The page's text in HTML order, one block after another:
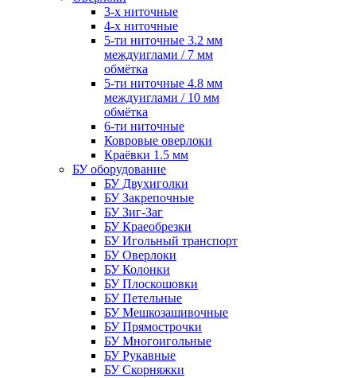
3-х ниточные
4-х ниточные
5-ти ниточные 3.2 мм
междуиглами / 7 мм
обмётка
5-ти ниточные 4.8 мм
междуиглами / 10 мм
обмётка
6-ти ниточные
Ковровые оверлоки
Краёвки 1.5 мм
БУ оборудование
БУ Двухиголки
БУ Закрепочные
БУ Зиг-Заг
БУ Краеобрезки
БУ Игольный транспорт
БУ Оверлоки
БУ Колонки
БУ Плоскошовки
БУ Петельные
БУ Мешкозашивочные
БУ Прямострочки
БУ Многоигольные
БУ Рукавные
БУ Скорняжки